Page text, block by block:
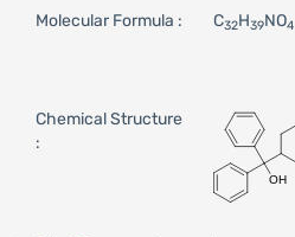
Molecular Formula : C32H39NO4
Chemical Structure
: